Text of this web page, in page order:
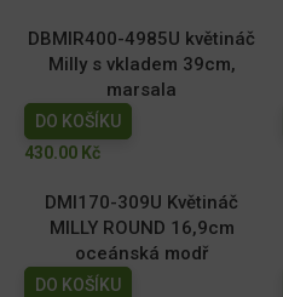
DBMIR400-4985U květináč
Milly s vkladem 39cm,
marsala
DO KOŠÍKU
430.00 Kč
DMI170-309U Květináč
MILLY ROUND 16,9cm
oceánská modř
DO KOŠÍKU